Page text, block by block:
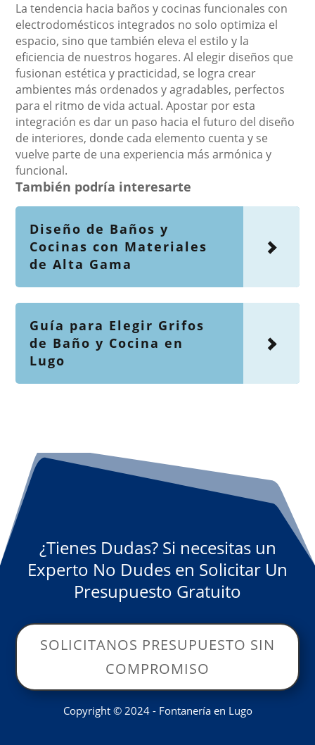
La tendencia hacia baños y cocinas funcionales con
electrodomésticos integrados no solo optimiza el
espacio, sino que también eleva el estilo y la
eficiencia de nuestros hogares. Al elegir diseños que
fusionan estética y practicidad, se logra crear
ambientes más ordenados y agradables, perfectos
para el ritmo de vida actual. Apostar por esta
integración es dar un paso hacia el futuro del diseño
de interiores, donde cada elemento cuenta y se
vuelve parte de una experiencia más armónica y
funcional.
También podría interesarte
Diseño de Baños y
Cocinas con Materiales
de Alta Gama
Guía para Elegir Grifos
de Baño y Cocina en
Lugo
¿Tienes Dudas? Si necesitas un
Experto No Dudes en Solicitar Un
Presupuesto Gratuito
SOLICITANOS PRESUPUESTO SIN
COMPROMISO
Copyright © 2024 - Fontanería en Lugo